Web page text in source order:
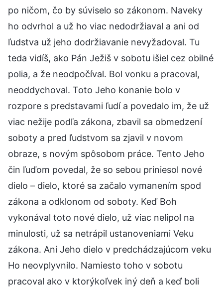
po ničom, čo by súviselo so zákonom. Naveky
ho odvrhol a už ho viac nedodržiaval a ani od
ľudstva už jeho dodržiavanie nevyžadoval. Tu
teda vidíš, ako Pán Ježiš v sobotu išiel cez obilné
polia, a že neodpočíval. Bol vonku a pracoval,
neoddychoval. Toto Jeho konanie bolo v
rozpore s predstavami ľudí a povedalo im, že už
viac nežije podľa zákona, zbavil sa obmedzení
soboty a pred ľudstvom sa zjavil v novom
obraze, s novým spôsobom práce. Tento Jeho
čin ľuďom povedal, že so sebou priniesol nové
dielo – dielo, ktoré sa začalo vymanením spod
zákona a odklonom od soboty. Keď Boh
vykonával toto nové dielo, už viac nelipol na
minulosti, už sa netrápil ustanoveniami Veku
zákona. Ani Jeho dielo v predchádzajúcom veku
Ho neovplyvnilo. Namiesto toho v sobotu
pracoval ako v ktorýkoľvek iný deň a keď boli